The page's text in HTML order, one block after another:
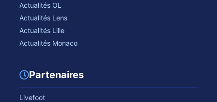
Actualités OL
Actualités Lens
Actualités Lille
Actualités Monaco
Partenaires
Livefoot